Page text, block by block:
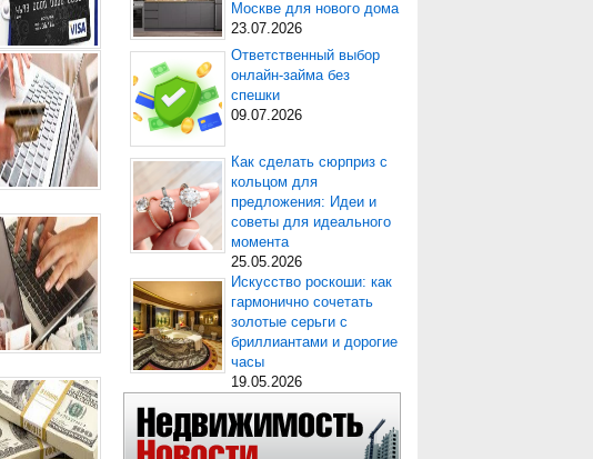
Москве для нового дома
23.07.2026
Ответственный выбор
онлайн-займа без
спешки
09.07.2026
Как сделать сюрприз с
кольцом для
предложения: Идеи и
советы для идеального
момента
25.05.2026
Искусство роскоши: как
гармонично сочетать
золотые серьги с
бриллиантами и дорогие
часы
19.05.2026